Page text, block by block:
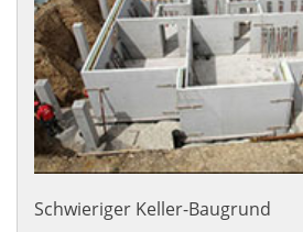
Schwieriger Keller-Baugrund